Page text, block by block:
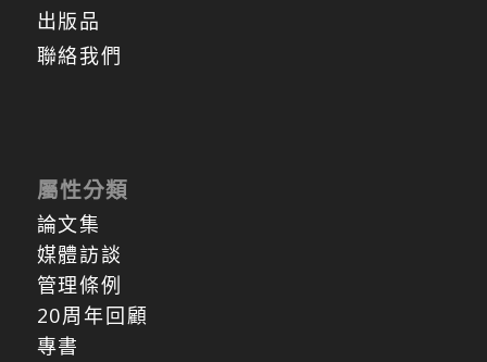
出版品
聯絡我們
屬性分類
論文集
媒體訪談
管理條例
20周年回顧
專書